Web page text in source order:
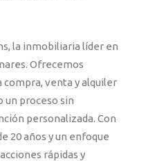
la inmobiliaria líder en
Ofrecemos
compra, venta y alquiler
un proceso sin
personalizada. Con
20 años y un enfoque
rápidas y